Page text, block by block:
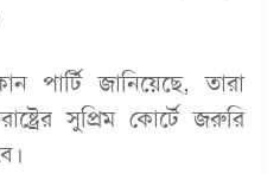
পার্টি জানিয়েছে, তারা
সুপ্রিম কোর্টে জরুরি